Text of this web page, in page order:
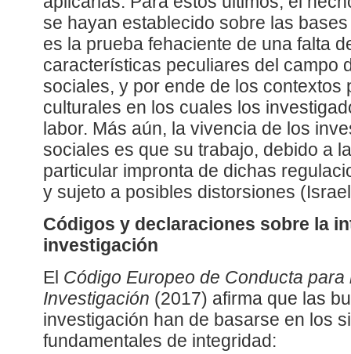
se hayan establecido sobre las
es la prueba fehaciente de una falta
características peculiares del campo
sociales, y por ende de los contextos
culturales en los cuales los
labor. Más aún, la vivencia de los
sociales es que su trabajo, debido a
particular impronta de dichas
y sujeto a posibles distorsiones
Códigos y declaraciones sobre la
investigación
El Código Europeo de Conducta para
Investigación (2017) afirma que las
investigación han de basarse en los
fundamentales de integridad: